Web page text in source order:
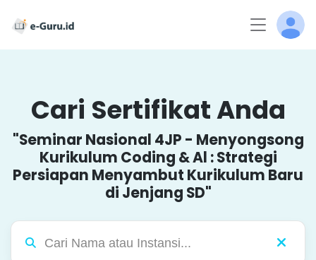
Cari Sertifikat Anda
"Seminar Nasional 4JP - Menyongsong
Kurikulum Coding & Al : Strategi
Persiapan Menyambut Kurikulum Baru
di Jenjang SD"